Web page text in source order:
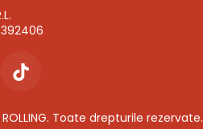
Toate drepturile rezervate.